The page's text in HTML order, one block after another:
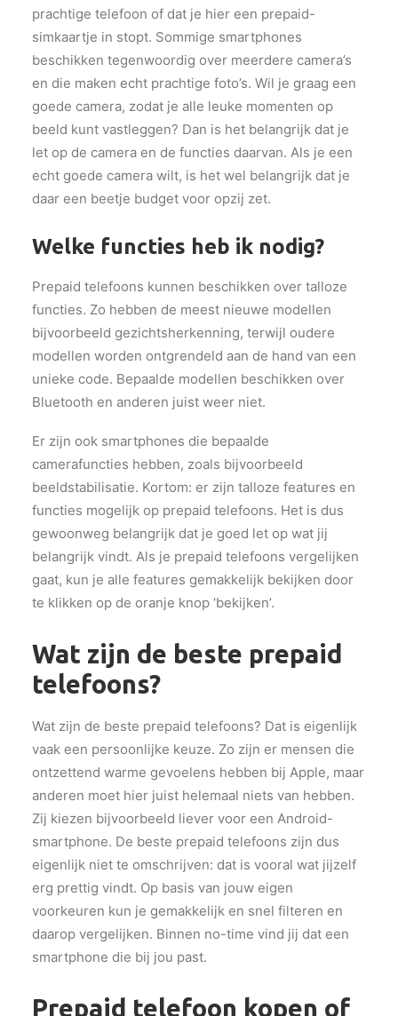
prachtige telefoon of dat je hier een prepaid-
simkaartje in stopt. Sommige smartphones
beschikken tegenwoordig over meerdere camera’s
en die maken echt prachtige foto’s. Wil je graag een
goede camera, zodat je alle leuke momenten op
beeld kunt vastleggen? Dan is het belangrijk dat je
let op de camera en de functies daarvan. Als je een
echt goede camera wilt, is het wel belangrijk dat je
daar een beetje budget voor opzij zet.
Welke functies heb ik nodig?
Prepaid telefoons kunnen beschikken over talloze
functies. Zo hebben de meest nieuwe modellen
bijvoorbeeld gezichtsherkenning, terwijl oudere
modellen worden ontgrendeld aan de hand van een
unieke code. Bepaalde modellen beschikken over
Bluetooth en anderen juist weer niet.
Er zijn ook smartphones die bepaalde
camerafuncties hebben, zoals bijvoorbeeld
beeldstabilisatie. Kortom: er zijn talloze features en
functies mogelijk op prepaid telefoons. Het is dus
gewoonweg belangrijk dat je goed let op wat jij
belangrijk vindt. Als je prepaid telefoons vergelijken
gaat, kun je alle features gemakkelijk bekijken door
te klikken op de oranje knop ‘bekijken’.
Wat zijn de beste prepaid
telefoons?
Wat zijn de beste prepaid telefoons? Dat is eigenlijk
vaak een persoonlijke keuze. Zo zijn er mensen die
ontzettend warme gevoelens hebben bij Apple, maar
anderen moet hier juist helemaal niets van hebben.
Zij kiezen bijvoorbeeld liever voor een Android-
smartphone. De beste prepaid telefoons zijn dus
eigenlijk niet te omschrijven: dat is vooral wat jijzelf
erg prettig vindt. Op basis van jouw eigen
voorkeuren kun je gemakkelijk en snel filteren en
daarop vergelijken. Binnen no-time vind jij dat een
smartphone die bij jou past.
Prepaid telefoon kopen of